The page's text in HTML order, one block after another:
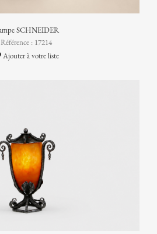
SCHNEIDER
Référence : 17214
Ajouter à votre liste